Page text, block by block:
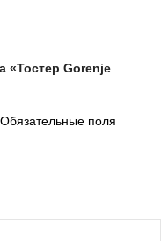
«Тостер Gorenje
Обязательные поля